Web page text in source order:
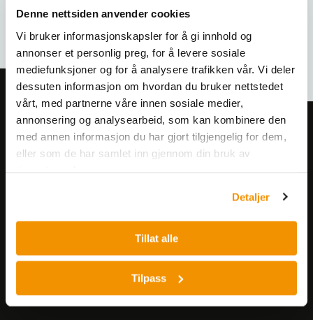
Denne nettsiden anvender cookies
Vi bruker informasjonskapsler for å gi innhold og
annonser et personlig preg, for å levere sosiale
mediefunksjoner og for å analysere trafikken vår. Vi deler
dessuten informasjon om hvordan du bruker nettstedet
vårt, med partnerne våre innen sosiale medier,
annonsering og analysearbeid, som kan kombinere den
med annen informasjon du har gjort tilgjengelig for dem,
eller som de har samlet inn gjennom din bruk av
Detaljer
Tillat alle
Tilpass
Meld deg på vårt nyhetsbrev!
Få informasjon om produkter,